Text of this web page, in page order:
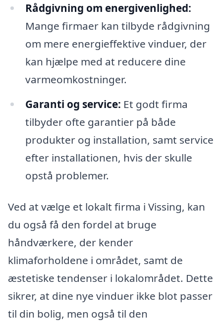
Rådgivning om energivenlighed:
Mange firmaer kan tilbyde rådgivning
om mere energieffektive vinduer, der
kan hjælpe med at reducere dine
varmeomkostninger.
Garanti og service: Et godt firma
tilbyder ofte garantier på både
produkter og installation, samt service
efter installationen, hvis der skulle
opstå problemer.
Ved at vælge et lokalt firma i Vissing, kan
du også få den fordel at bruge
håndværkere, der kender
klimaforholdene i området, samt de
æstetiske tendenser i lokalområdet. Dette
sikrer, at dine nye vinduer ikke blot passer
til din bolig, men også til den